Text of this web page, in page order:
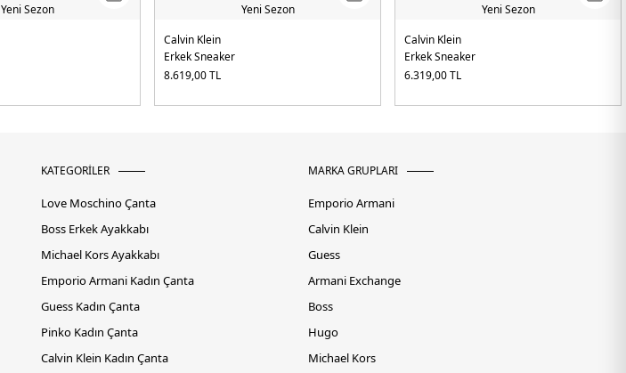
Yeni Sezon
Yeni Sezon
Calvin Klein
Erkek Sneaker
8.619,00TL
Yeni Sezon
Calvin Klein
Erkek Sneaker
6.319,00TL
KATEGORİLER
Love Moschino Çanta
Boss Erkek Ayakkabı
Michael Kors Ayakkabı
Emporio Armani Kadın Çanta
Guess Kadın Çanta
Pinko Kadın Çanta
Calvin Klein Kadın Çanta
MARKA GRUPLARI
Emporio Armani
Calvin Klein
Guess
Armani Exchange
Boss
Hugo
Michael Kors